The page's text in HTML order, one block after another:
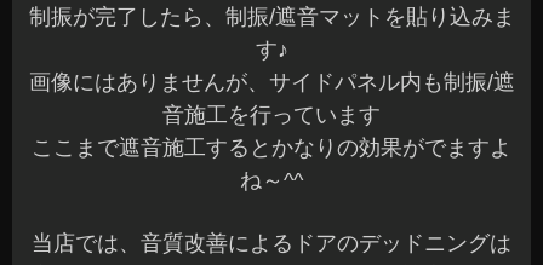
制振が完了したら、制振/遮音マットを貼り込みま
す♪
画像にはありませんが、サイドパネル内も制振/遮
音施工を行っています
ここまで遮音施工するとかなりの効果がでますよ
ね～^^
当店では、音質改善によるドアのデッドニングは